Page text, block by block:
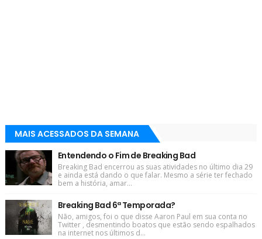
MAIS ACESSADOS DA SEMANA
Entendendo o Fim de Breaking Bad
Breaking Bad encerrou as suas atividades no último dia 29
e ainda está dando o que falar. Mesmo a série ter fechado
bem a história, amar...
Breaking Bad 6ª Temporada?
Não, amigos, foi o que disse Aaron Paul em sua conta no
Twitter , desmentindo boatos que estão sendo espalhados
na internet nos últimos d...